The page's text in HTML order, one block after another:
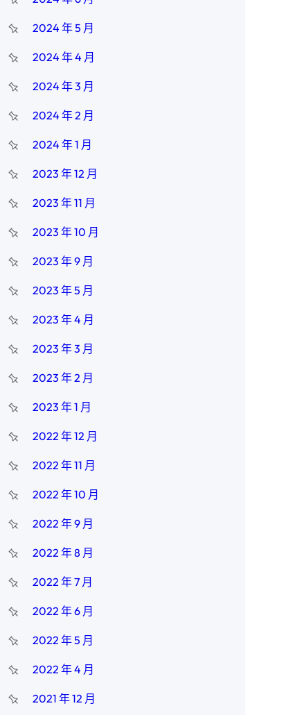
2024 年 5 月
2024 年 4 月
2024 年 3 月
2024 年 2 月
2024 年 1 月
2023 年 12 月
2023 年 11 月
2023 年 10 月
2023 年 9 月
2023 年 5 月
2023 年 4 月
2023 年 3 月
2023 年 2 月
2023 年 1 月
2022 年 12 月
2022 年 11 月
2022 年 10 月
2022 年 9 月
2022 年 8 月
2022 年 7 月
2022 年 6 月
2022 年 5 月
2022 年 4 月
2021 年 12 月